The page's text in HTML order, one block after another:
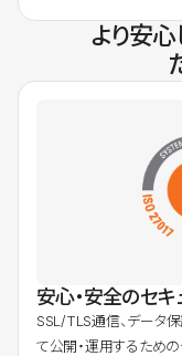
より安心
安心・安全のセキ
SSL/TLS通信、データ
て公開・運用するための